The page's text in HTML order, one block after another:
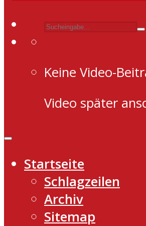
Keine Video-
Video später
Startseite
Schlagzeilen
Archiv
Sitemap